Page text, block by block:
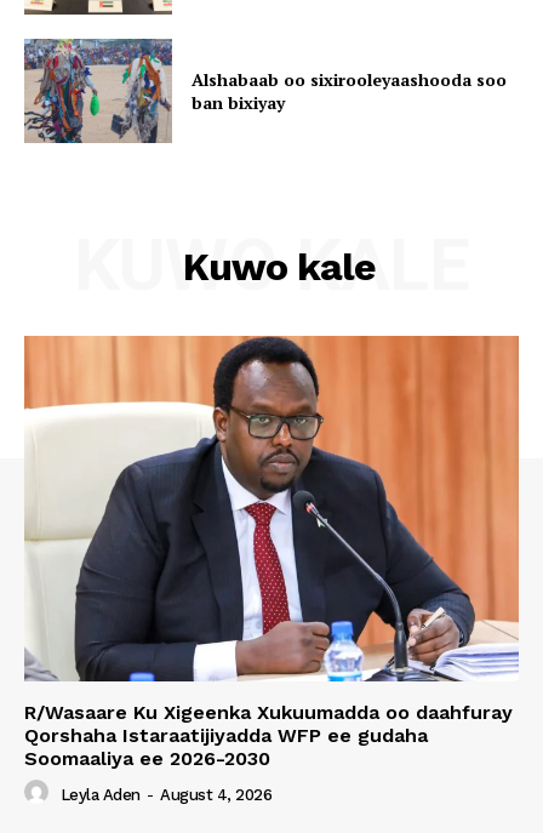
Alshabaab oo sixirooleyaashooda soo
ban bixiyay
Kuwo kale
KUWO KALE
R/Wasaare Ku Xigeenka Xukuumadda oo daahfuray
Qorshaha Istaraatijiyadda WFP ee gudaha
Soomaaliya ee 2026-2030
Leyla Aden - August 4, 2026